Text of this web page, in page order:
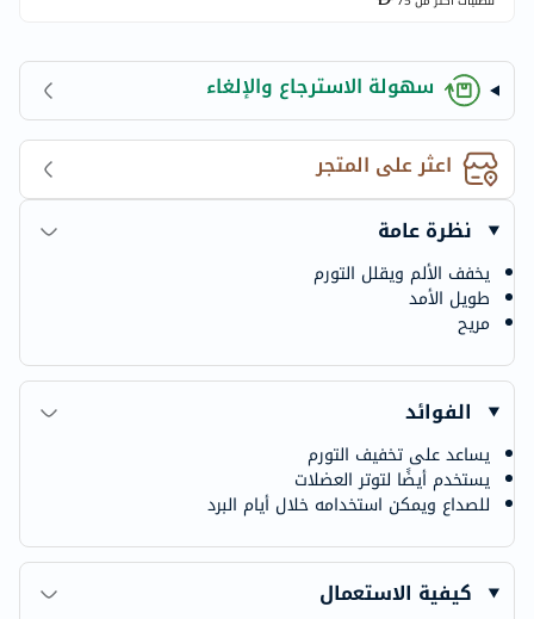
سهولة الاسترجاع والإلغاء
اعثر على المتجر
نظرة عامة
يخفف الألم ويقلل التورم
طويل الأمد
مريح
الفوائد
يساعد على تخفيف التورم
يستخدم أيضًا لتوتر العضلات
للصداع ويمكن استخدامه خلال أيام البرد
كيفية الاستعمال